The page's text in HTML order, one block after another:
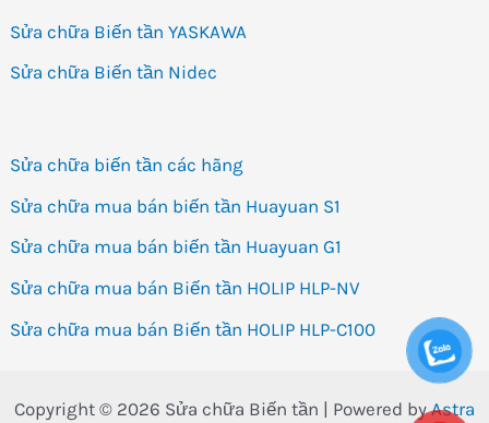
Sửa chữa Biến tần YASKAWA
Sửa chữa Biến tần Nidec
Sửa chữa biến tần các hãng
Sửa chữa mua bán biến tần Huayuan S1
Sửa chữa mua bán biến tần Huayuan G1
Sửa chữa mua bán Biến tần HOLIP HLP-NV
Sửa chữa mua bán Biến tần HOLIP HLP-C100
Copyright © 2026 Sửa chữa Biến tần | Powered byAstra